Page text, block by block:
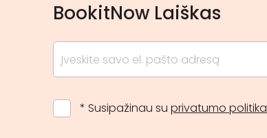
BookitNow Laiškas
* Susipažinau su privatumo politika